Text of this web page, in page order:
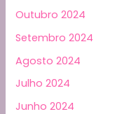
Outubro 2024
Setembro 2024
Agosto 2024
Julho 2024
Junho 2024